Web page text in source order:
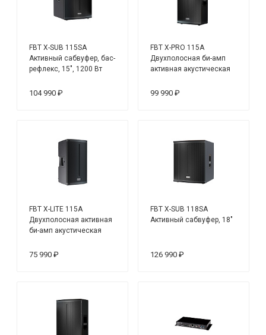
FBT X-SUB 115SA
Активный сабвуфер, бас-
рефлекс, 15", 1200 Вт
104 990 ₽
FBT X-PRO 115A
Двухполосная би-амп
активная акустическая
300 Вт
99 990 ₽
FBT X-LITE 115A
Двухполосная активная
би-амп акустическая
75 990 ₽
FBT X-SUB 118SA
Активный сабвуфер, 18"
126 990 ₽